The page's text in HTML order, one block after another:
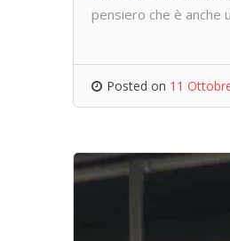
pensiero che è anche
Posted on 11